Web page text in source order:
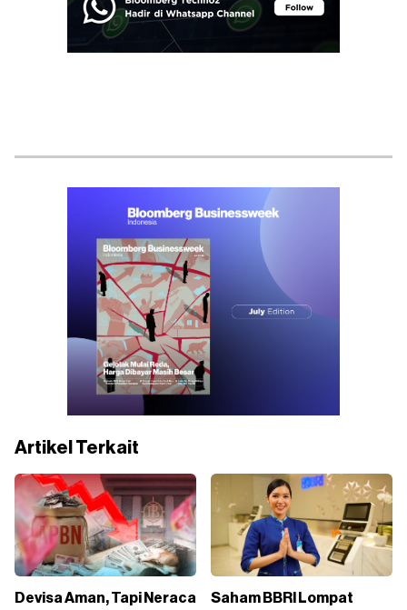
Artikel Terkait
Devisa Aman, Tapi Neraca
Saham BBRI Lompat